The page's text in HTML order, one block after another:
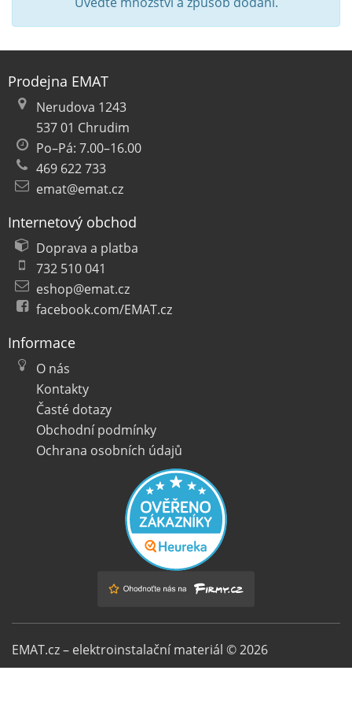
Prodejna EMAT
Nerudova 1243
537 01 Chrudim
Po–Pá: 7.00–16.00
469 622 733
emat@emat.cz
Internetový obchod
Doprava a platba
732 510 041
eshop@emat.cz
facebook.com/EMAT.cz
Informace
O nás
Kontakty
Časté dotazy
Obchodní podmínky
Ochrana osobních údajů
EMAT.cz – elektroinstalační materiál © 2026